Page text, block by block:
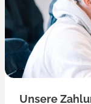
Unsere